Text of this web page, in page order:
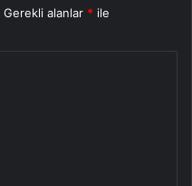
Gerekli alanlar * ile